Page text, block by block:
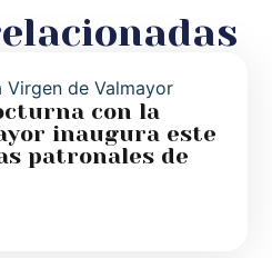
con la
inaugura este
patronales de